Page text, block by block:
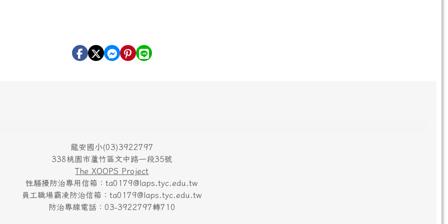
龍安國小(03)3922797
338桃園市蘆竹區文中路一段35號
The XOOPS Project
性騷擾防治專用信箱：ta0179@laps.tyc.edu.tw
員工職場霸凌防治信箱：ta0179@laps.tyc.edu.tw
防治專線電話：03-3922797轉710